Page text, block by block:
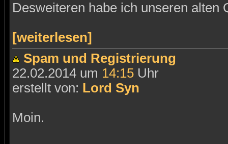
Desweiteren habe ich unseren alten
[weiterlesen]
Spam und Registrierung
22.02.2014 um 14:15 Uhr
erstellt von: Lord Syn
Moin.